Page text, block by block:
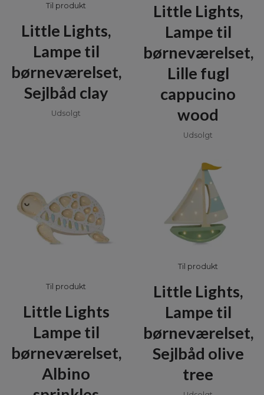
Til produkt
Little Lights,
Lampe til
børneværelset,
Sejlbåd clay
Udsolgt
Little Lights,
Lampe til
børneværelset,
Lille fugl
cappucino
wood
Udsolgt
Til produkt
Little Lights
Lampe til
børneværelset,
Albino
Til produkt
Little Lights,
Lampe til
børneværelset,
Sejlbåd olive
tree